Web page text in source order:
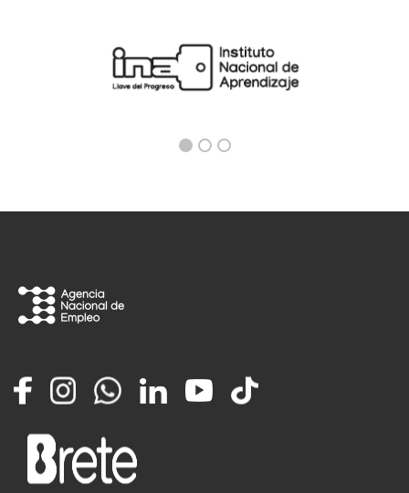
FacebookInstagramWhatsappLinkedInYouTube
TikTok